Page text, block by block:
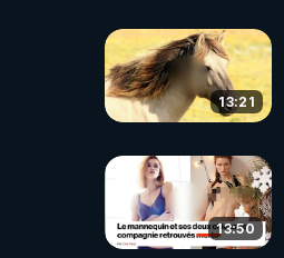
13:21
13:50